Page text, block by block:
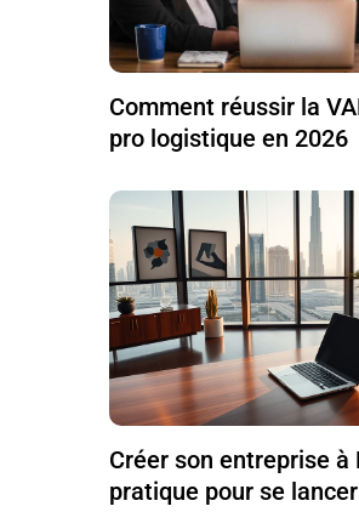
Comment réussir la
pro logistique en 2026
Créer son entreprise à
pratique pour se lancer